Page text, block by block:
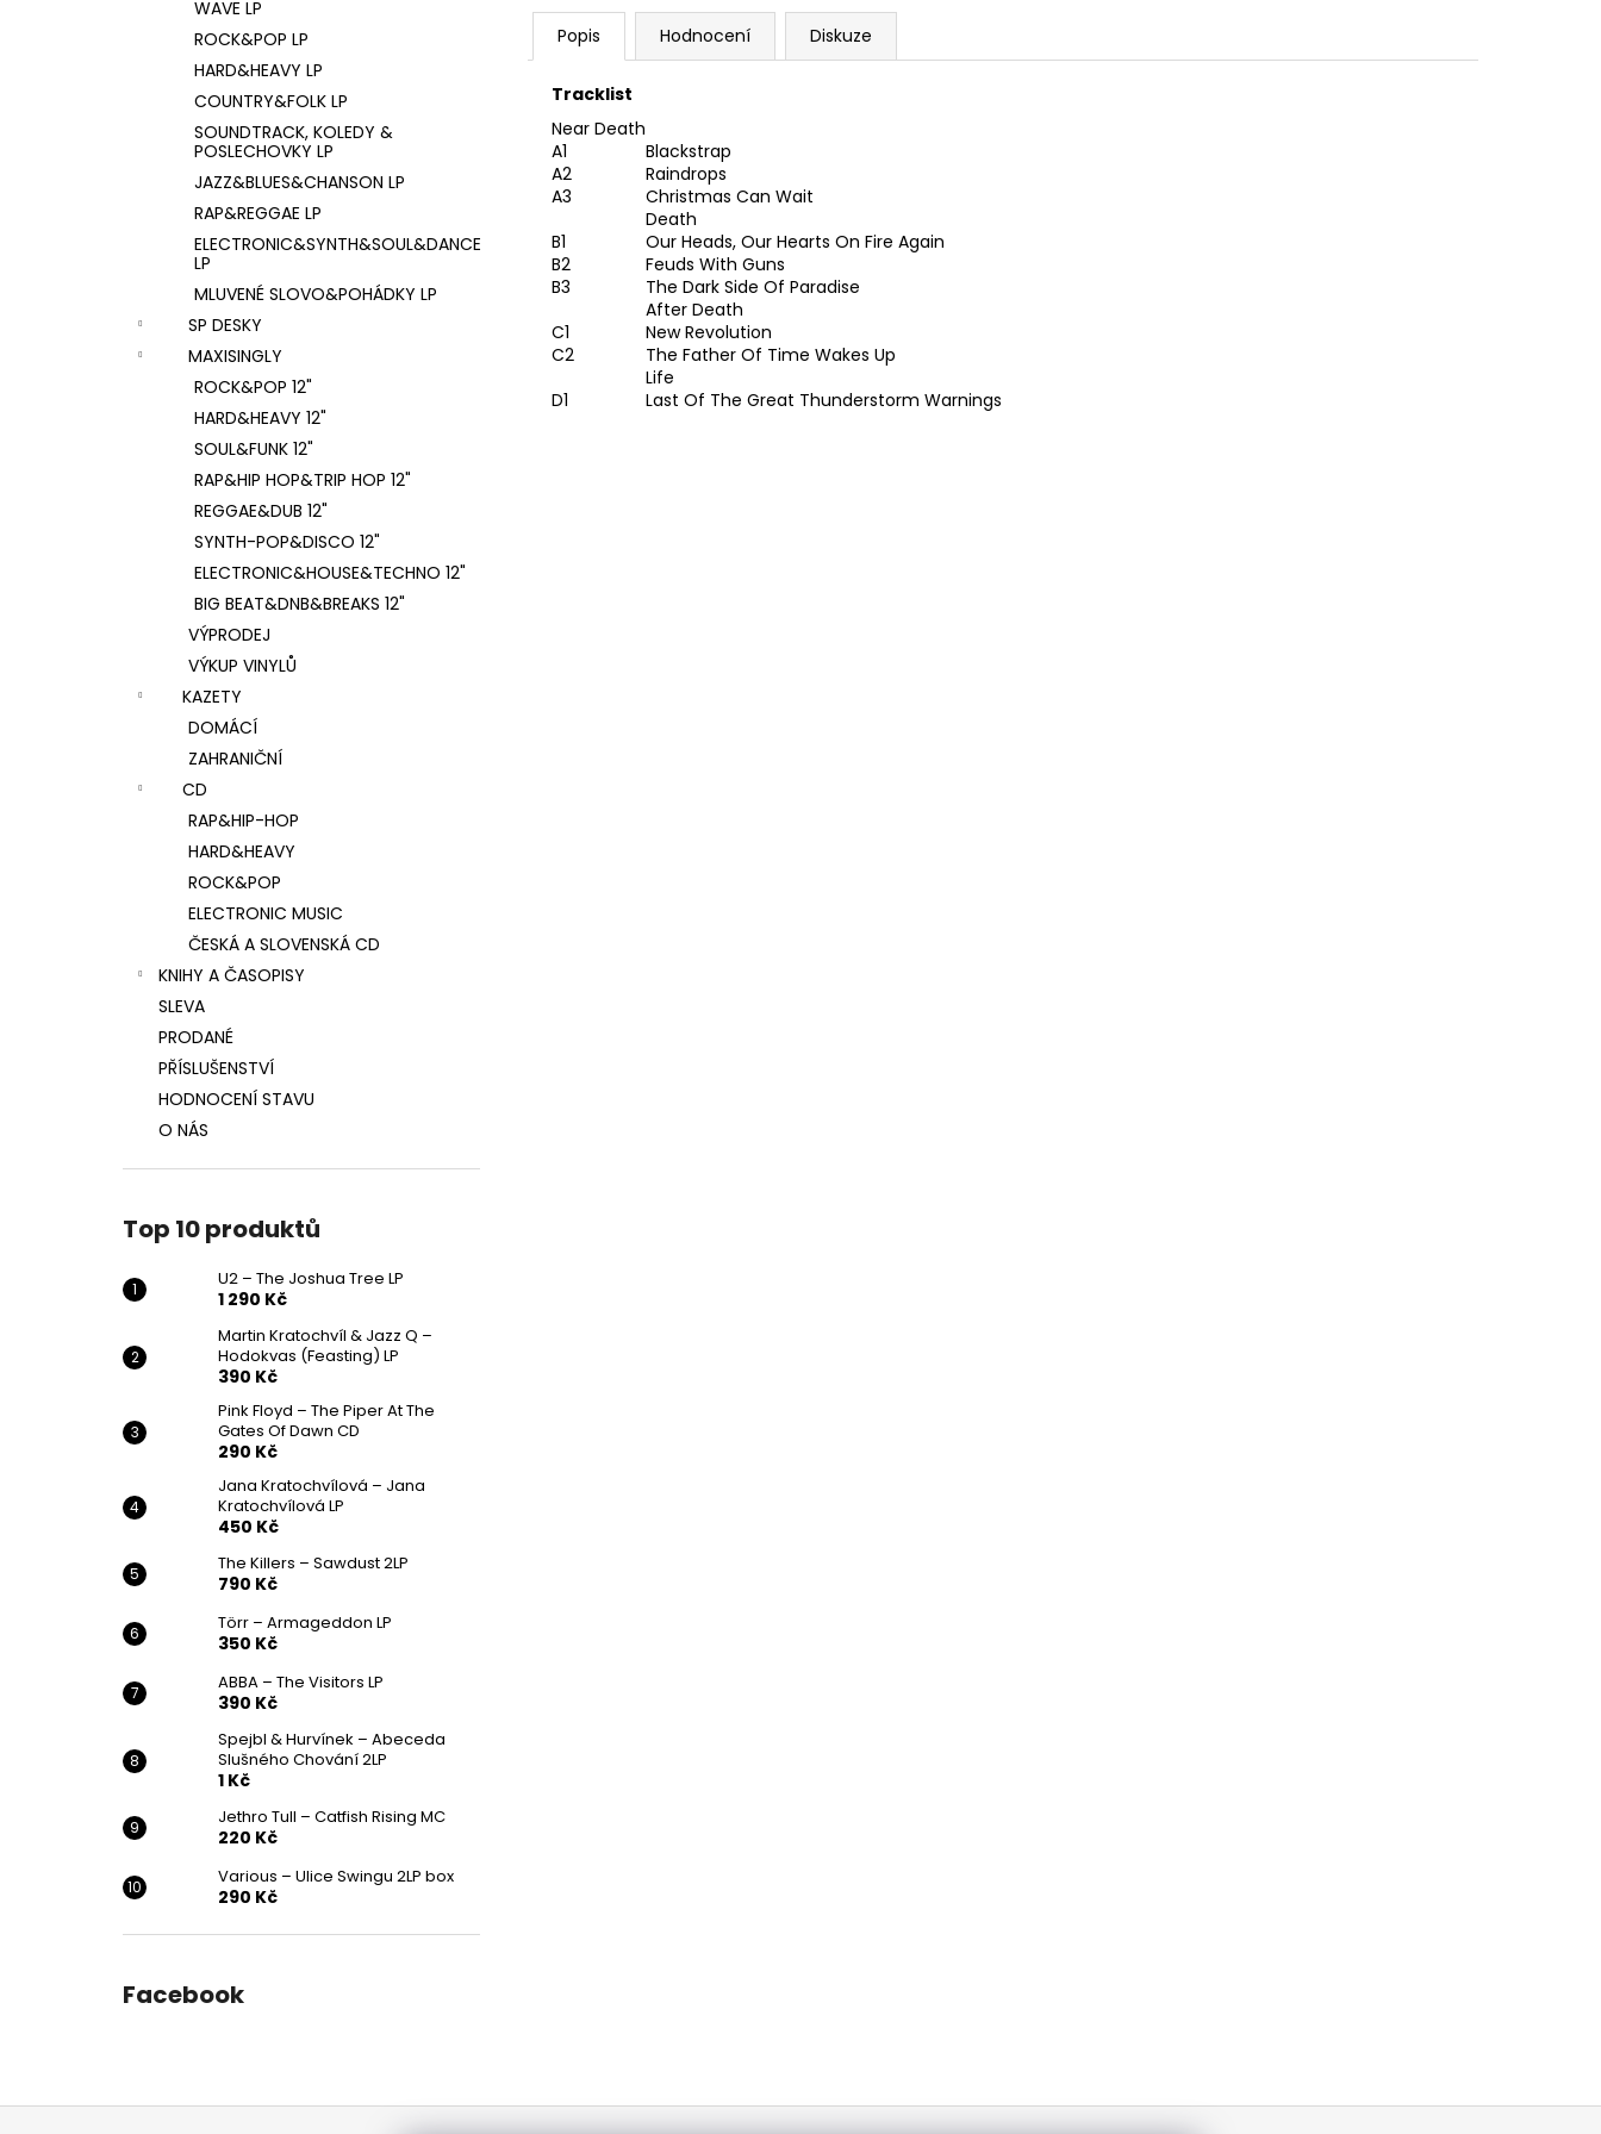
WAVE LP
ROCK&POP LP
HARD&HEAVY LP
COUNTRY&FOLK LP
SOUNDTRACK, KOLEDY &
POSLECHOVKY LP
JAZZ&BLUES&CHANSON LP
RAP&REGGAE LP
ELECTRONIC&SYNTH&SOUL&DANCE
LP
MLUVENÉ SLOVO&POHÁDKY LP
SP DESKY
MAXISINGLY
ROCK&POP 12"
HARD&HEAVY 12"
SOUL&FUNK 12"
RAP&HIP HOP&TRIP HOP 12"
REGGAE&DUB 12"
SYNTH-POP&DISCO 12"
ELECTRONIC&HOUSE&TECHNO 12"
BIG BEAT&DNB&BREAKS 12"
VÝPRODEJ
VÝKUP VINYLŮ
KAZETY
DOMÁCÍ
ZAHRANIČNÍ
CD
RAP&HIP-HOP
HARD&HEAVY
ROCK&POP
ELECTRONIC MUSIC
ČESKÁ A SLOVENSKÁ CD
KNIHY A ČASOPISY
SLEVA
PRODANÉ
PŘÍSLUŠENSTVÍ
HODNOCENÍ STAVU
O NÁS
Top 10 produktů
U2 – The Joshua Tree LP
1 290 Kč
Martin Kratochvíl & Jazz Q ‎–
Hodokvas (Feasting) LP
390 Kč
Pink Floyd – The Piper At The
Gates Of Dawn CD
290 Kč
Jana Kratochvílová – Jana
Kratochvílová LP
450 Kč
The Killers – Sawdust 2LP
790 Kč
Törr – Armageddon LP
350 Kč
ABBA – The Visitors LP
390 Kč
Spejbl & Hurvínek – Abeceda
Slušného Chování 2LP
1 Kč
Jethro Tull – Catfish Rising MC
220 Kč
Various ‎– Ulice Swingu 2LP box
290 Kč
Facebook
Popis Hodnocení Diskuze
Tracklist
Near Death
A1
Blackstrap
A2
Raindrops
A3
Christmas Can Wait
Death
B1
Our Heads, Our Hearts On Fire Again
B2
Feuds With Guns
B3
The Dark Side Of Paradise
After Death
C1
New Revolution
C2
The Father Of Time Wakes Up
Life
D1
Last Of The Great Thunderstorm Warnings
Z